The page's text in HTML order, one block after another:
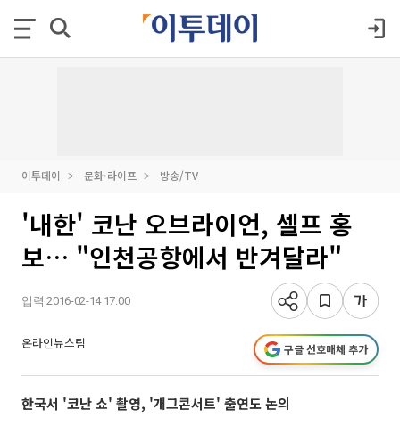
이투데이 문화·라이프 방송/TV
'내한' 코난 오브라이언, 셀프 홍
보… "인천공항에서 반겨달라"
입력 2016-02-14 17:00
온라인뉴스팀 구글 선호매체 추가
한국서 '코난 쇼' 촬영, '개그콘서트' 출연도 논의